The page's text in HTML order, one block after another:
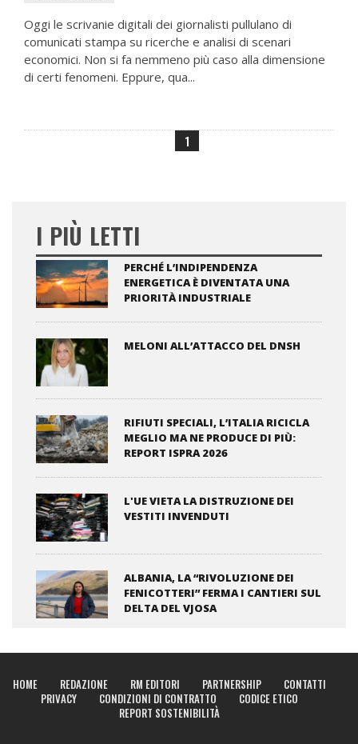
Oggi le scrivanie digitali dei giornalisti pullulano di
comunicati stampa su ricerche e analisi di scenari
economici. Non si fa nemmeno più caso alla dimensione
di certi fenomeni. Eppure, qua...
1
I PIÙ LETTI
PERCHÉ L’INDIPENDENZA
ENERGETICA È DIVENTATA UNA
PRIORITÀ INDUSTRIALE
MELONI ALL’ATTACCO DEL DNSH
RIFIUTI SPECIALI, L’ITALIA RICICLA
MEGLIO MA NE PRODUCE DI PIÙ:
REPORT ISPRA 2026
L'UE VIETA LA DISTRUZIONE DEI
VESTITI INVENDUTI
ALBANIA, LA “RIVOLUZIONE DEI
FENICOTTERI” FERMA I CANTIERI SUL
DELTA DEL VJOSA
HOME REDAZIONE RM EDITORI PARTNERSHIP
CONTATTI
PRIVACY
CONDIZIONI DI CONTRATTO
CODICE ETICO
REPORT SOSTENIBILITÀ